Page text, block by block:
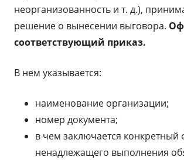
неорганизованность и т. д.),
решение о вынесении выговора.
соответствующий приказ.
В нем указывается:
наименование организации;
номер документа;
в чем заключается конкретный
ненадлежащего выполнения